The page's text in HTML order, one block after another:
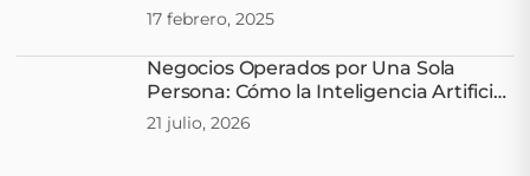
17 febrero, 2025
Negocios Operados por Una Sola
Persona: Cómo la Inteligencia Artificial
Multiplica Capacidades
21 julio, 2026